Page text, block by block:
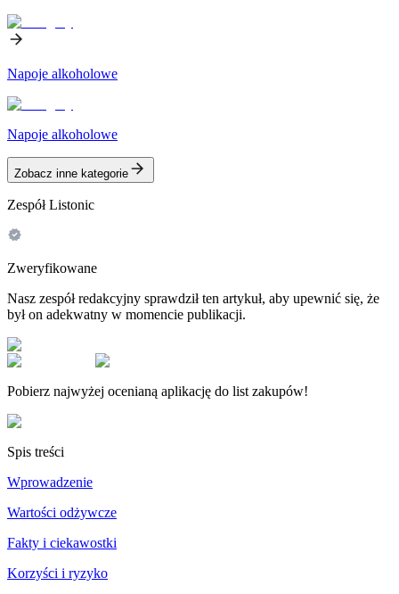
Napoje alkoholowe
Napoje alkoholowe
Zobacz inne kategorie
Zespół Listonic
Zweryfikowane
Nasz zespół redakcyjny sprawdził ten artykuł, aby upewnić się, że
był on adekwatny w momencie publikacji.
Pobierz najwyżej ocenianą aplikację do list zakupów!
Spis treści
Wprowadzenie
Wartości odżywcze
Fakty i ciekawostki
Korzyści i ryzyko